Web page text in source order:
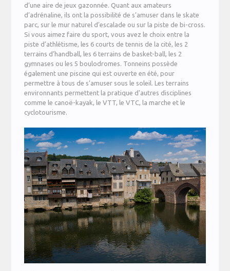
d’une aire de jeux gazonnée. Quant aux amateurs
d’adrénaline, ils ont la possibilité de s’amuser dans le skate
parc, sur le mur naturel d’escalade ou sur la piste de bi-cross.
Si vous aimez faire du sport, vous avez le choix entre la
piste d’athlétisme, les 6 courts de tennis de la cité, les 2
terrains d’handball, les 6 terrains de basket-ball, les 2
gymnases ou les 5 boulodromes. Tonneins possède
également une piscine qui est ouverte en été, pour
permettre à tous de s’amuser sous le soleil. Les terrains
environnants permettent la pratique d’autres disciplines
comme le canoë-kayak, le VTT, le VTC, la marche et le
cyclotourisme.